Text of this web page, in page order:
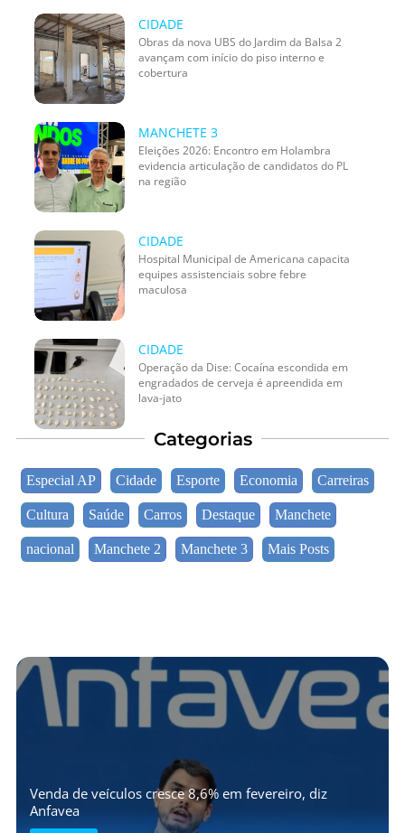
CIDADE
Obras da nova UBS do Jardim da Balsa 2
avançam com início do piso interno e
cobertura
MANCHETE 3
Eleições 2026: Encontro em Holambra
evidencia articulação de candidatos do PL
na região
CIDADE
Hospital Municipal de Americana capacita
equipes assistenciais sobre febre
maculosa
CIDADE
Operação da Dise: Cocaína escondida em
engradados de cerveja é apreendida em
lava-jato
Categorias
Especial AP Cidade Esporte Economia Carreiras
Cultura Saúde Carros Destaque Manchete
nacional Manchete 2 Manchete 3 Mais Posts
Venda de veículos cresce 8,6% em fevereiro, diz
Anfavea